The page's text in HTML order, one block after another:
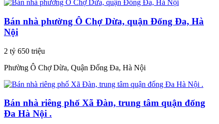
Bán nhà phường Ô Chợ Dừa, quận Đống Đa, Hà
Nội
2 tỷ 650 triệu
Phường Ô Chợ Dừa, Quận Đống Đa, Hà Nội
Bán nhà riêng phố Xã Đàn, trung tâm quận đống
Đa Hà Nội .